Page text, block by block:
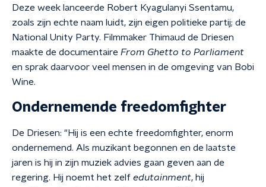
Deze week lanceerde Robert Kyagulanyi Ssentamu,
zoals zijn echte naam luidt, zijn eigen politieke partij; de
National Unity Party. Filmmaker Thimaud de Driesen
maakte de documentaire From Ghetto to Parliament
en sprak daarvoor veel mensen in de omgeving van Bobi
Wine.
Ondernemende freedomfighter
De Driesen: "Hij is een echte freedomfighter, enorm
ondernemend. Als muzikant begonnen en de laatste
jaren is hij in zijn muziek advies gaan geven aan de
regering. Hij noemt het zelf edutainment, hij